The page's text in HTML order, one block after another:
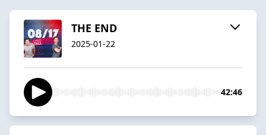
THE END
2025-01-22
42:46